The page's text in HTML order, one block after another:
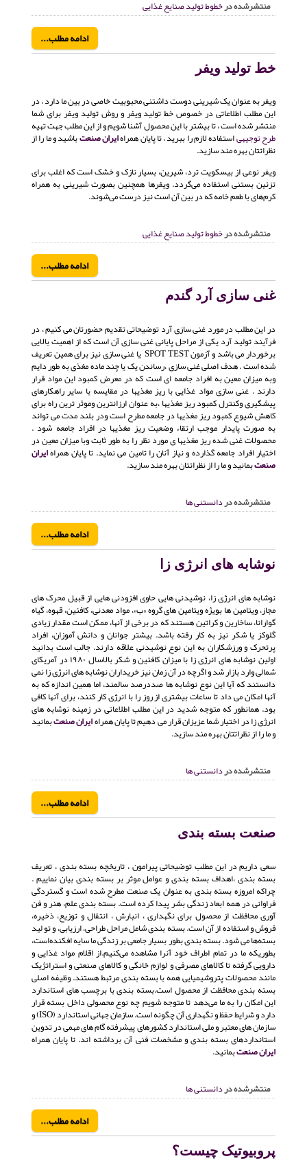
منتشرشده درخطوط تولید صنایع غذایی
ادامه مطلب...
خط تولید ویفر
ویفر به عنوان یک شیرینی دوست داشتنی محبوبیت خاصی در بین ما دارد ، در
این مطلب اطلاعاتی در خصوص خط تولید ویفر و روش تولید ویفر برای شما
منتشر شده است ، تا بیشتر با این محصول آشنا شویم و از این مطلب جهت تهیه
طرح توجیهیاستفاده لازم را ببرید ، تا پایان همراهایران صنعتباشید و ما را از
نظراتتان بهره مند سازید.
ویفر نوعی از بیسکویت ترد، شیرین، بسیار نازک و خشک است که اغلب برای
تزئین بستنی استفاده می‌گردد. ویفرها همچنین بصورت شیرینی به همراه
کرم‌های با طعم خامه که در بین آن است نیز درست می‌شوند.
منتشرشده درخطوط تولید صنایع غذایی
ادامه مطلب...
غنی سازی آرد گندم
در این مطلب در مورد غنی سازی آرد توضیحاتی تقدیم حضورتان می کنیم ، در
فرآیند تولید آرد یکی از مراحل پایانی غنی سازی آن است که از اهمیت بالایی
برخوردار می باشد و آزمون SPOT TEST یا غنی سازی نیز برای همین تعریف
شده است . هدف اصلی غنی سازی ،رساندن یک یا چند ماده مغذی به طور دایم
وبه میزان معین به افراد جامعه ای است که در معرض کمبود این مواد قرار
دارند . غنی سازی مواد غذایی با ریز مغذیها در مقایسه با سایر راهکارهای
پیشگیری وکنترل کمبود ریز مغذیها ،به عنوان ارزانترین وموثر ترین راه برای
کاهش شیوع کمبود ریز مغذیها در جامعه مطرح است ودر بلند مدت می تواند
به صورت پایدار موجب ارتقاء وضعیت ریز مغذیها در افراد جامعه شود .
محصولات غنی شده ریز مغذیها ی مورد نظر را به طور ثابت وبا میزان معین در
اختیار افراد جامعه گذارده و نیاز آنان را تامین می نماید. تا پایان همراهایران
صنعتبمانید و ما را از نظراتتان بهره مند سازید.
منتشرشده دردانستنی ها
ادامه مطلب...
نوشابه های انرژی زا
نوشابه های انرژی زا، نوشیدنی هایی حاوی افزودنی هایی از قبیل محرک های
مجاز، ویتامین ها بویژه ویتامین های گروه «ب»، مواد معدنی، کافئین، قهوه، گیاه
گوارانا، ساخارین و کراتین هستند که در برخی از آنها، ممکن است مقدار زیادی
گلوکز یا شکر نیز به کار رفته باشد. بیشتر جوانان و دانش آموزان، افراد
پرتحرک و ورزشکاران به این نوع نوشیدنی علاقه دارند. جالب است بدانید
اولین نوشابه های انرژی زا با میزان کافئین و شکر بالاسال ۱۹۸۰ در آمریکای
شمالی وارد بازار شد و اگرچه در آن زمان نیز خریداران نوشابه های انرژی زا نمی
دانستند که آیا این نوع نوشابه ها صددرصد سالمند، اما همین اندازه که به
آنها امکان می داد تا ساعات بیشتری از روز را با انرژی کار کنند، برای آنها کافی
بود. همانطور که متوجه شدید در این مطلب اطلاعاتی در زمینه نوشابه های
انرژی زا در اختیار شما عزیزان قرار می دهیم تا پایان همراهایران صنعتبمانید
و ما را از نظراتتان بهره مند سازید.
منتشرشده دردانستنی ها
ادامه مطلب...
صنعت بسته بندی
سعی داریم در این مطلب توضیحاتی پیرامون ، تاریخچه بسته بندی ، تعریف
بسته بندی ،اهداف بسته بندی و عوامل موثر بر بسته بندی بیان نماییم .
چراکه امروزه بسته بندی به عنوان یک صنعت مطرح شده است و گستردگی
فراوانی در همه ابعاد زندگی بشر پیدا کرده است. بسته بندی علم، هنر و فن
آوری محافظت از محصول برای نگهداری ، انبارش ، انتقال و توزیع، ذخیره،
فروش و استفاده از آن است. بسته بندی شامل مراحل طراحی، ارزیابی، و تو لید
بسته‌ها می شود. بسته بندی بطور بسیار جامعی بر زندگی ما سایه افکنده‌است،
بطوریکه ما در تمام اطراف خود آنرا مشاهده می‌کنیم.از اقلام مواد غذایی و
دارویی گرفته تا کالاهای مصرفی و لوازم خانگی و کالاهای صنعتی و استراتژیک
مانند محصولات پتروشیمیایی همه با بسته بندی مرتبط هستند. وظیفه اصلی
بسته بندی محافظت از محصول است.بسته بندی با برچسب های استاندارد
این امکان را به ما می‌دهد تا متوجه شویم چه نوع محصولی داخل بسته قرار
دارد و شرایط حفظ و نگهداری آن چگونه است. سازمان جهانی استاندارد (ISO) و
سازمان های معتبر و ملی استاندارد کشورهای پیشرفته گام های مهمی در تدوین
استانداردهای بسته بندی و مشخصات فنی آن برداشته اند. تا پایان همراه
ایران صنعتبمانید.
منتشرشده دردانستنی ها
ادامه مطلب...
پروبیوتیک چیست؟